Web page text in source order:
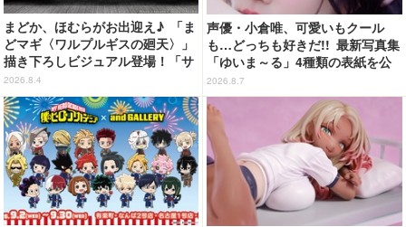
まどか、ほむらがお出迎え♪ 「ま
どマギ〈ワルプルギスの廻天〉」
描き下ろしビジュアル登場！「サ
ンシャインシティプリンスホテ
ル」コラボ開催
2026.8.4
声優・小倉唯、可愛いもクール
も…どっちも好きだ!! 最新写真集
「ゆいま～る」4種類の表紙を公
開！「成長した私の姿を楽しんで
いただけたら」
2026.8.7